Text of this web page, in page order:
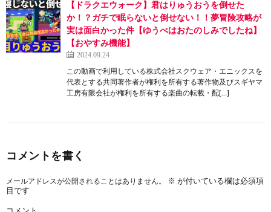
【ドラクエウォーク】君はりゅうおうを倒せた
か！？ガチで眠らないと倒せない！！夢冒険攻略が
実は面白かった件【ゆうべはおたのしみでしたね】
【おやすみ機能】
2024.09.24
この動画で利用している株式会社スクウェア・エニックスを
代表とする共同著作者が権利を所有する著作物及びスギヤマ
工房有限会社が権利を所有する楽曲の転載・配[…]
コメントを書く
メールアドレスが公開されることはありません。 ※ が付いている欄は必須項
目です
コメント